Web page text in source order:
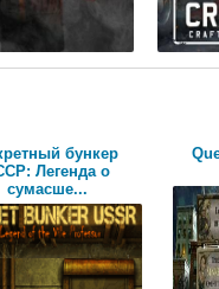
бункер
Легенда о
сумасше...